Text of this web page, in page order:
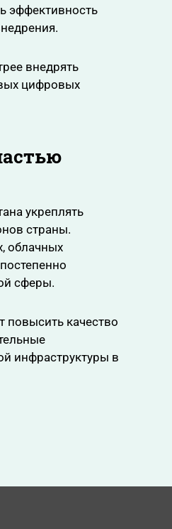
эффективность
внедрять
цифровых
укреплять
страны.
облачных
сферы.
повысить качество
инфраструктуры в